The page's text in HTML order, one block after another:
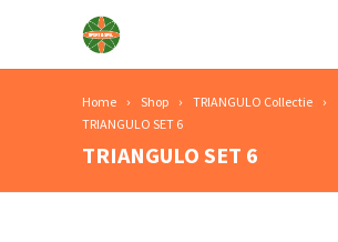
Home Shop
TRIANGULO Collectie
TRIANGULO SET 6
TRIANGULO SET 6